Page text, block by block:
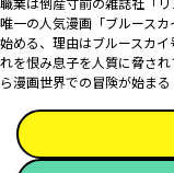
職業は倒産寸前の雑誌社「
唯一の人気漫画「ブルース
始める、理由はブルースカ
れを恨み息子を人質に脅さ
ら漫画世界での冒険が始まる